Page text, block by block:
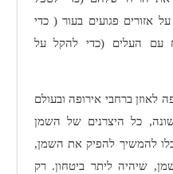
אזורים פגועים בעור ( כדי
עם העלים (כדי להקל על
ברחבי אירופה ובעולם
כל היצרנים של השמן
להמשיך להפיק את השמן,
שיהיה ליתר ביטחון. רק